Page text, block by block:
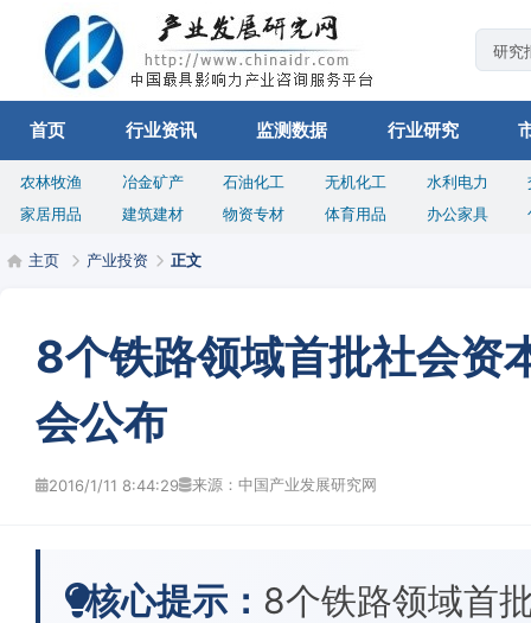
首页 行业资讯 监测数据 行业研究
农林牧渔 冶金矿产 石油化工 无机化工 水利电力
家居用品
建筑建材 物资专材 体育用品 办公家具
主页 产业投资 正文
8个铁路领域首批社会资
会公布
2016/1/11 8:44:29 来源：中国产业发展研究网
核心提示： 8个铁路领域首